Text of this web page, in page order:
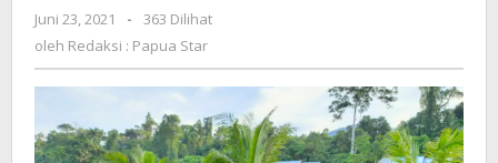
Kampung
Idoor
Juni 23, 2021
oleh
Redaksi
-
363 Dilihat
oleh Redaksi : Papua Star